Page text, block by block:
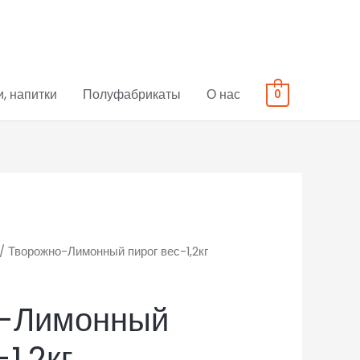
напитки Полуфабрикаты О нас 0
Творожно-Лимонный пирог вес-1,2кг
Лимонный